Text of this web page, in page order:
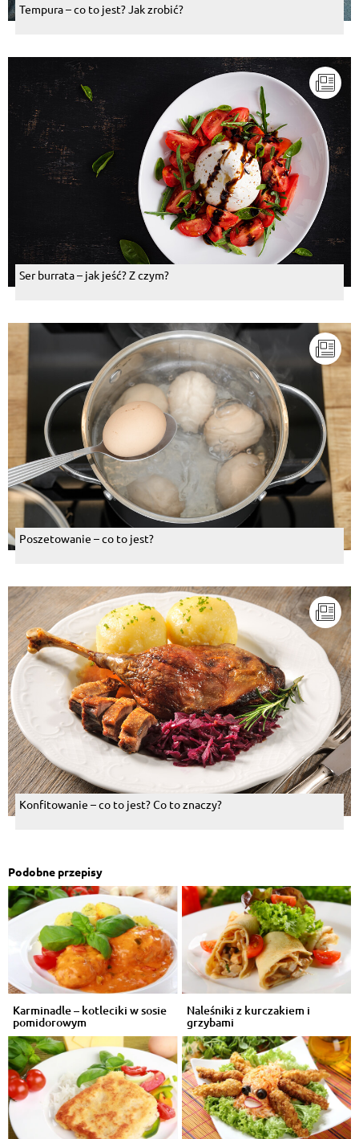
Tempura – co to jest? Jak zrobić?
Ser burrata – jak jeść? Z czym?
Poszetowanie – co to jest?
Konfitowanie – co to jest? Co to znaczy?
Podobne przepisy
Karminadle – kotleciki w sosie
pomidorowym
Naleśniki z kurczakiem i
grzybami